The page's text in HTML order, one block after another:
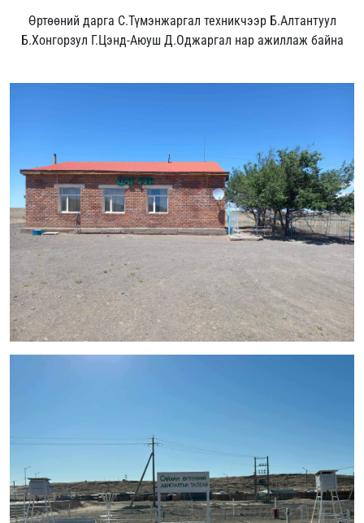
Өртөөний дарга С.Түмэнжаргал техникчээр Б.Алтантуул
Б.Хонгорзул Г.Цэнд-Аюуш Д.Оджаргал нар ажиллаж байна